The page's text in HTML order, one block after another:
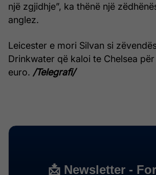
një zgjidhje”, ka thënë një
anglez.
Leicester e mori Silvan si
Drinkwater që kaloi te Chelsea
euro. /Telegrafi/